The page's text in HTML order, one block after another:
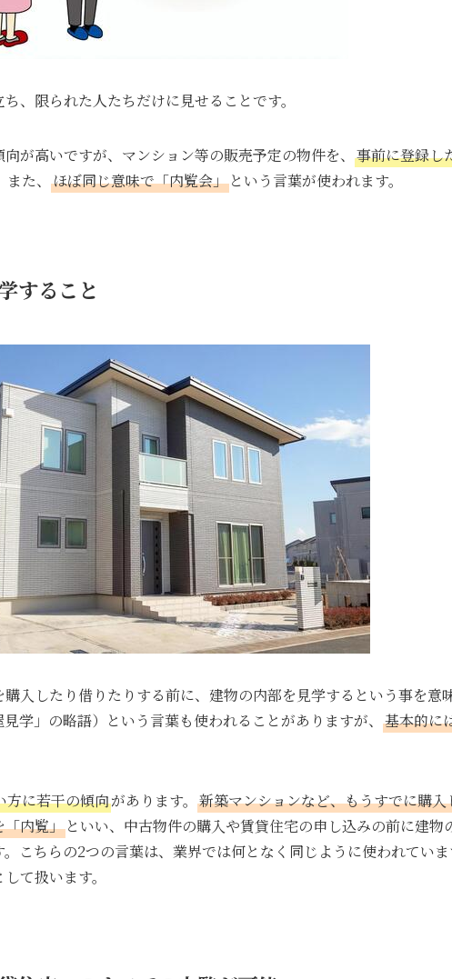
、限られた人たちだけに見せることです。
が高いですが、マンション等の販売予定の物件を、 事前に登録し
また、 ほぼ同じ意味で「内覧会」 という言葉が使われます。
すること
入したり借りたりする前に、建物の内部を見学するという事を意
学」の略語）という言葉も使われることがありますが、 基本的に
方に若干の傾向があります。 新築マンションなど、もうすでに購入
「内覧」 といい、中古物件の購入や賃貸住宅の申し込みの前に建物
こちらの2つの言葉は、業界では何となく同じように使われてい
て扱います。